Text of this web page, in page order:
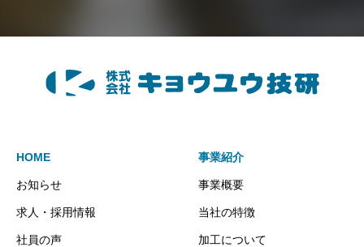
HOME
お知らせ
求人・採用情報
社員の声
事業紹介
事業概要
当社の特徴
加工について